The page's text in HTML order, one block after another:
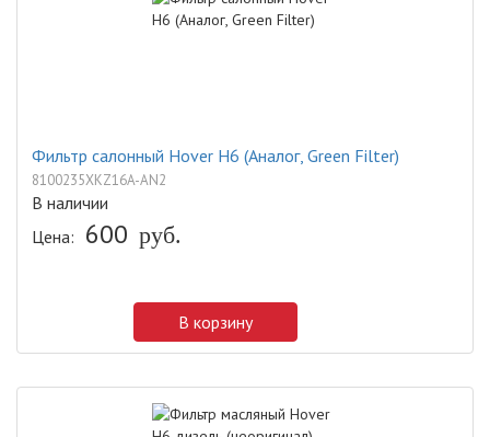
Фильтр салонный Hover H6 (Аналог, Green Filter)
8100235XKZ16A-AN2
В наличии
Цена: 600 руб.
В корзину